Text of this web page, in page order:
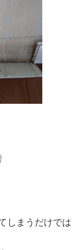
しまうだけでは